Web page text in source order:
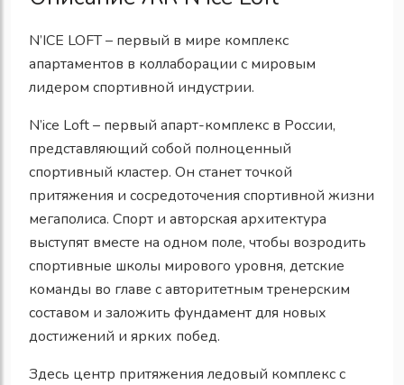
N’ICE LOFT – первый в мире комплекс
апартаментов в коллаборации с мировым
лидером спортивной индустрии.
N’ice Loft – первый апарт-комплекс в России,
представляющий собой полноценный
спортивный кластер. Он станет точкой
притяжения и сосредоточения спортивной жизни
мегаполиса. Спорт и авторская архитектура
выступят вместе на одном поле, чтобы возродить
спортивные школы мирового уровня, детские
команды во главе с авторитетным тренерским
составом и заложить фундамент для новых
достижений и ярких побед.
Здесь центр притяжения ледовый комплекс с